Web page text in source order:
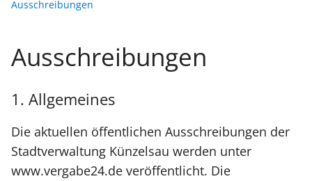
Ausschreibungen
Ausschreibungen
1. Allgemeines
Die aktuellen öffentlichen Ausschreibungen der
Stadtverwaltung Künzelsau werden unter
www.vergabe24.de veröffentlicht. Die